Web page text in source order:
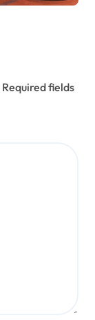
Required fields